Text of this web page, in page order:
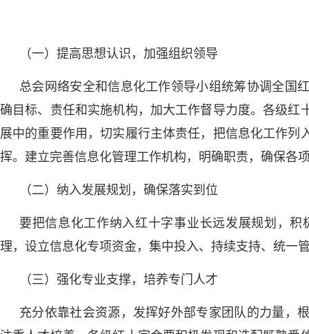
（一）提高思想认识，加强组织领导
总会网络安全和信息化工作领导小组统筹协调全国
确目标、责任和实施机构，加大工作督导力度。各级
展中的重要作用，切实履行主体责任，把信息化工作
挥。建立完善信息化管理工作机构，明确职责，确保各
（二）纳入发展规划，确保落实到位
要把信息化工作纳入红十字事业长远发展规划，
理，设立信息化专项资金，集中投入、持续支持、统一
（三）强化专业支撑，培养专门人才
充分依靠社会资源，发挥好外部专家团队的力量，